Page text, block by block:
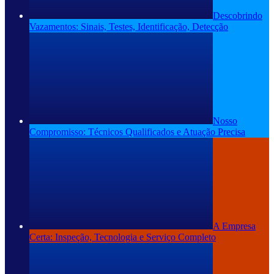
Descobrindo
Vazamentos: Sinais, Testes, Identificação, Detecção
Nosso
Compromisso: Técnicos Qualificados e Atuação Precisa
A Empresa
Certa: Inspeção, Tecnologia e Serviço Completo